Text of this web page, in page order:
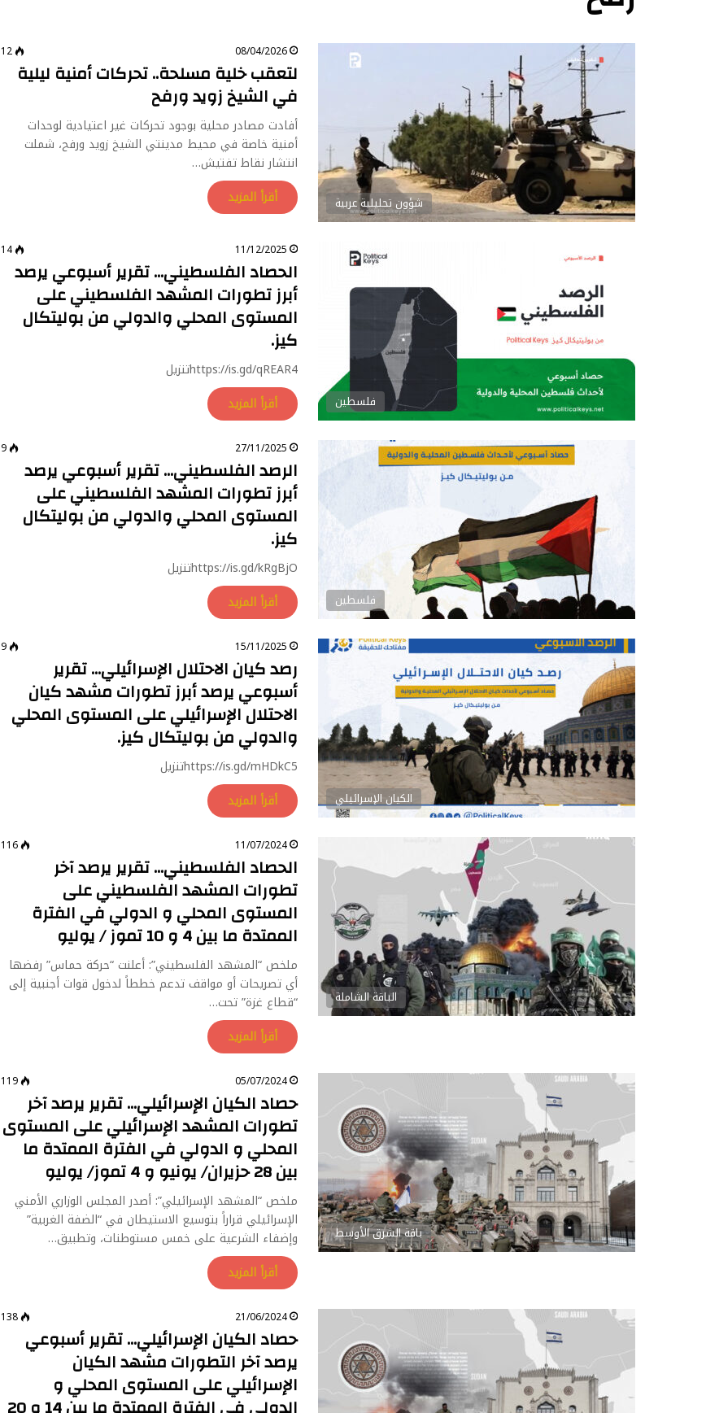
شؤون تحليلية عربية
08/04/2026
12
لتعقب خلية مسلحة.. تحركات أمنية ليلية
في الشيخ زويد ورفح
أفادت مصادر محلية بوجود تحركات غير اعتيادية لوحدات
أمنية خاصة في محيط مدينتي الشيخ زويد ورفح، شملت
انتشار نقاط تفتيش…
أقرأ المزيد
فلسطين
11/12/2025
14
الحصاد الفلسطيني… تقرير أسبوعي يرصد
أبرز تطورات المشهد الفلسطيني على
المستوى المحلي والدولي من بوليتكال
كيز.
https://is.gd/qREAR4تنزيل
أقرأ المزيد
فلسطين
27/11/2025
9
الرصد الفلسطيني… تقرير أسبوعي يرصد
أبرز تطورات المشهد الفلسطيني على
المستوى المحلي والدولي من بوليتكال
كيز.
https://is.gd/kRgBjOتنزيل
أقرأ المزيد
الكيان الإسرائيلي
15/11/2025
9
رصد كيان الاحتلال الإسرائيلي… تقرير
أسبوعي يرصد أبرز تطورات مشهد كيان
الاحتلال الإسرائيلي على المستوى المحلي
والدولي من بوليتكال كيز.
https://is.gd/mHDkC5تنزيل
أقرأ المزيد
الباقة الشاملة
11/07/2024
116
الحصاد الفلسطيني… تقرير يرصد آخر
تطورات المشهد الفلسطيني على
المستوى المحلي و الدولي في الفترة
الممتدة ما بين 4 و 10 تموز / يوليو
ملخص “المشهد الفلسطيني”: أعلنت “حركة حماس” رفضها
أي تصريحات أو مواقف تدعم خططاً لدخول قوات أجنبية إلى
“قطاع غزة” تحت…
أقرأ المزيد
باقة الشرق الأوسط
05/07/2024
119
حصاد الكيان الإسرائيلي… تقرير يرصد آخر
تطورات المشهد الإسرائيلي على المستوى
المحلي و الدولي في الفترة الممتدة ما
بين 28 حزيران/ يونيو و 4 تموز/ يوليو
ملخص “المشهد الإسرائيلي”: أصدر المجلس الوزاري الأمني
الإسرائيلي قراراً بتوسيع الاستيطان في “الضفة الغربية”
وإضفاء الشرعية على خمس مستوطنات، وتطبيق…
أقرأ المزيد
21/06/2024
138
حصاد الكيان الإسرائيلي… تقرير أسبوعي
يرصد آخر التطورات مشهد الكيان
الإسرائيلي على المستوى المحلي و